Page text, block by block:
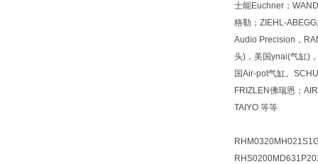
士能Euchner；
格勒；ZIEHL-
Audio Precision，
头)，美国ynai(气缸)
国Air-pot气缸。
FRIZLEN佛瑞恩；
TAIYO 等等